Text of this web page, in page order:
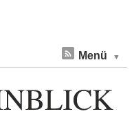
Menü